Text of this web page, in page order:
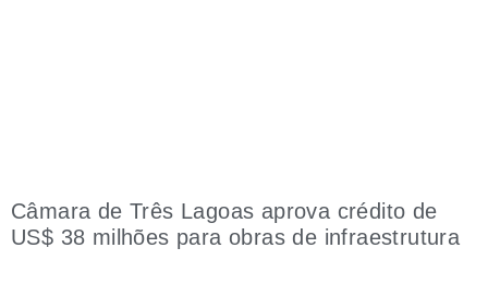
Câmara de Três Lagoas aprova crédito de
US$ 38 milhões para obras de infraestrutura